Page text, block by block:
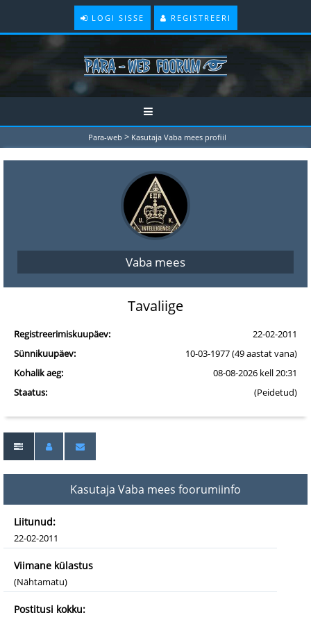
LOGI SISSE REGISTREERI
Para-web > Kasutaja Vaba mees profiil
Vaba mees
Tavaliige
Registreerimiskuupäev:
22-02-2011
Sünnikuupäev:
10-03-1977 (49 aastat vana)
Kohalik aeg:
08-08-2026 kell 20:31
Staatus:
(Peidetud)
Kasutaja Vaba mees foorumiinfo
Liitunud:
22-02-2011
Viimane külastus
(Nähtamatu)
Postitusi kokku: